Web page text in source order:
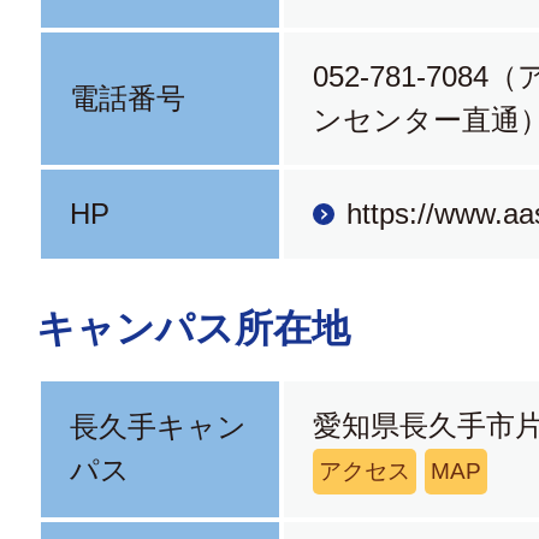
電話番号
052-781-7084（
ンセンター直通
HP https://
キャンパス所在地
長久手キャン
パス
愛知県長久手市
アクセス MAP